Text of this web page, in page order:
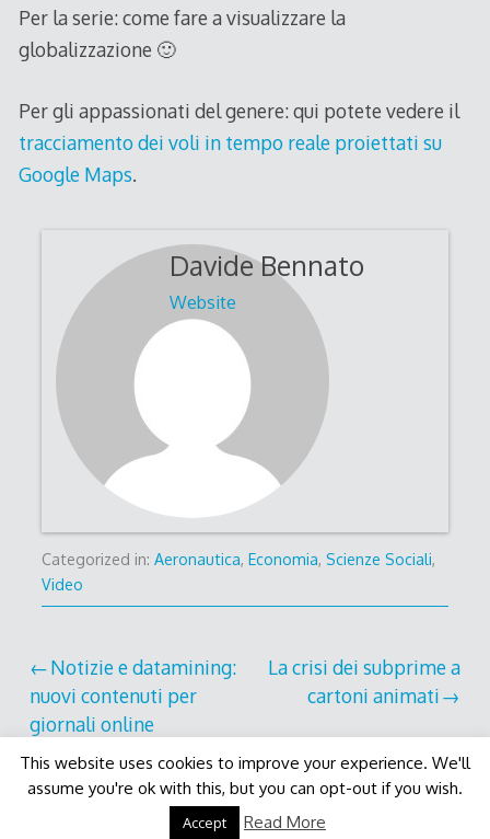
Per la serie: come fare a visualizzare la
globalizzazione 🙂
Per gli appassionati del genere: qui potete vedere il
tracciamento dei voli in tempo reale proiettati su
Google Maps.
Davide Bennato
Website
Categorized in: Aeronautica, Economia, Scienze Sociali,
Video
Post
navigation
Notizie e datamining:
nuovi contenuti per
giornali online
La crisi dei subprime a
cartoni animati
Decode Themeby Macho Themes
This website uses cookies to improve your experience. We'll
assume you're ok with this, but you can opt-out if you wish.
Accept Read More